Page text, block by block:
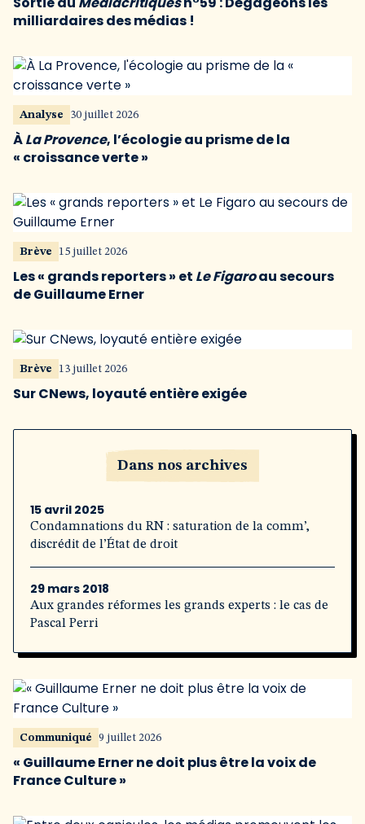
milliardaires des médias !
Analyse 30 juillet 2026
ÀLa Provence, l’écologie au prisme de la
« croissance verte »
Brève 15 juillet 2026
Les « grands reporters » et Le Figaroau secours
de Guillaume Erner
Brève 13 juillet 2026
Sur CNews, loyauté entière exigée
Dans nos archives
15 avril 2025
Condamnations du RN : saturation de la comm’,
discrédit de l’État de droit
29 mars 2018
Aux grandes réformes les grands experts : le cas de
Pascal Perri
Communiqué 9 juillet 2026
« Guillaume Erner ne doit plus être la voix de
France Culture »